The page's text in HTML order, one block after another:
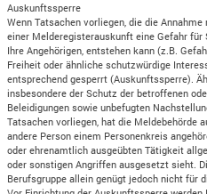
Auskunftssperre
Wenn Tatsachen vorliegen, die die
einer Melderegisterauskunft eine Gefahr für
Ihre Angehörigen, entstehen kann (z.B.
Freiheit oder ähnliche schutzwürdige
entsprechend gesperrt (Auskunftssperre).
insbesondere der Schutz der betroffenen
Beleidigungen sowie unbefugten
Tatsachen vorliegen, hat die Meldebehörde
andere Person einem Personenkreis
oder ehrenamtlich ausgeübten Tätigkeit
oder sonstigen Angriffen ausgesetzt sieht.
Berufsgruppe allein genügt jedoch nicht für